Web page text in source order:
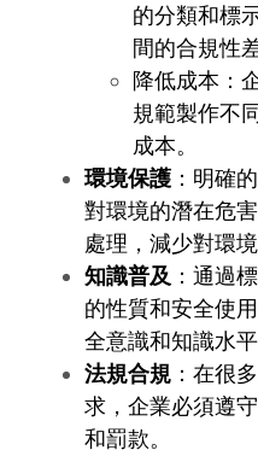
的分類和標
間的合規性
降低成本：
規範製作不
成本。
環境保護 ：明確
對環境的潛在危
處理，減少對環境
知識普及 ：通過
的性質和安全使
全意識和知識水平
法規合規 ：在很
求，企業必須遵
和罰款。